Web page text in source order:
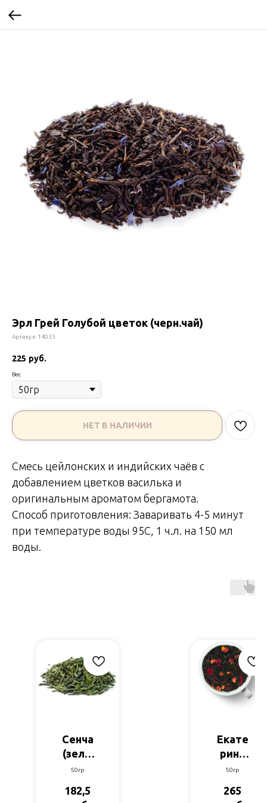
Эрл Грей Голубой цветок (черн.чай)
Артикул: 14033
225 руб.
Вес
НЕТ В НАЛИЧИИ
Смесь цейлонских и индийских чаёв с
добавлением цветков василька и
оригинальным ароматом бергамота.
Способ приготовления: Заваривать 4-5 минут
при температуре воды 95C, 1 ч.л. на 150 мл
воды.
Сенча
(зел.ч
ай)
50гр
182,5
Екате
рина
Велик
(черн.
50гр
265